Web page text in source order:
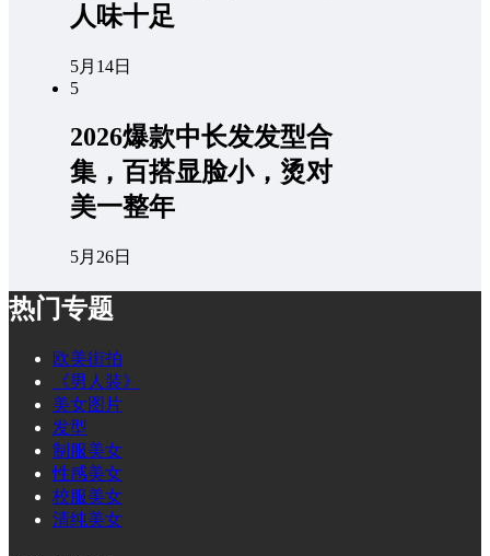
人味十足
5月14日
5
2026爆款中长发发型合
集，百搭显脸小，烫对
美一整年
5月26日
热门专题
欧美街拍
《男人装》
美女图片
发型
制服美女
性感美女
校服美女
清纯美女